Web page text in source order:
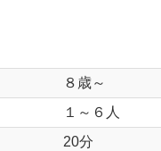
８歳～
１～６人
20分